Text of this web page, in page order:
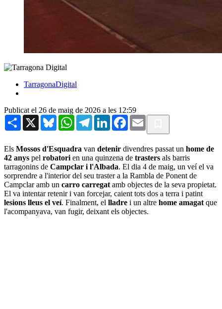
TarragonaDigital
Publicat el 26 de maig de 2026 a les 12:59
Share X BlueskyWhatsAppTelegramLinkedInFacebook
Email
Els Mossos d'Esquadra van detenir divendres passat un home de
42 anys pel robatori en una quinzena de trasters als barris
tarragonins de Campclar i l'Albada. El dia 4 de maig, un veí el va
sorprendre a l'interior del seu traster a la Rambla de Ponent de
Campclar amb un carro carregat amb objectes de la seva propietat.
El va intentar retenir i van forcejar, caient tots dos a terra i patint
lesions lleus el veí. Finalment, el lladre i un altre home amagat que
l'acompanyava, van fugir, deixant els objectes.